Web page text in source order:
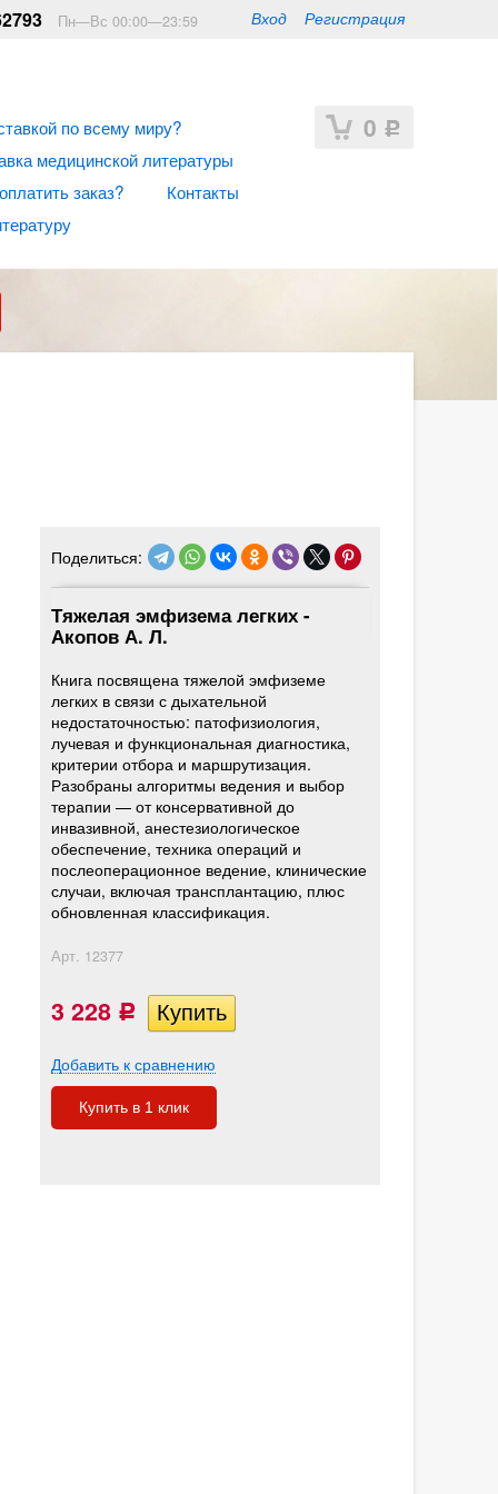
Вход Регистрация
Пн—Вс 00:00—23:59
0 Р
по всему миру?
медицинской литературы
заказ?
Контакты
Поделиться:
Тяжелая эмфизема легких -
Акопов А. Л.
Книга посвящена тяжелой эмфиземе
легких в связи с дыхательной
недостаточностью: патофизиология,
лучевая и функциональная диагностика,
критерии отбора и маршрутизация.
Разобраны алгоритмы ведения и выбор
терапии — от консервативной до
инвазивной, анестезиологическое
обеспечение, техника операций и
послеоперационное ведение, клинические
случаи, включая трансплантацию, плюс
обновленная классификация.
Арт. 12377
3 228 Р
Добавить к сравнению
Купить в 1 клик